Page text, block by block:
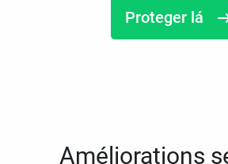
Proteger lá
Améliorations